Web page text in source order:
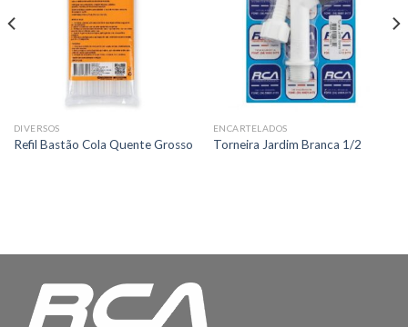
DIVERSOS
Refil Bastão Cola Quente Grosso
ENCARTELADOS
Torneira Jardim Branca 1/2